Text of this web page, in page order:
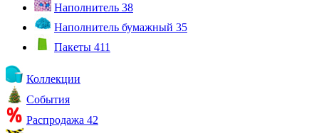
Наполнитель 38
Наполнитель бумажный 35
Пакеты 411
Коллекции
События
Распродажа 42